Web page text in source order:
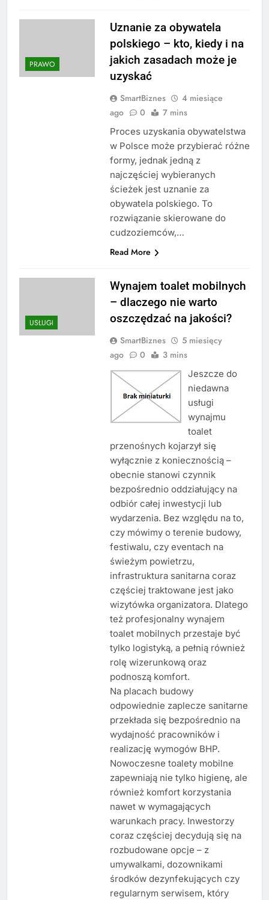
PRAWO
Uznanie za obywatela
polskiego – kto, kiedy i na
jakich zasadach może je
uzyskać
SmartBiznes
4 miesiące
ago
0 7 mins
Proces uzyskania obywatelstwa
w Polsce może przybierać różne
formy, jednak jedną z
najczęściej wybieranych
ścieżek jest uznanie za
obywatela polskiego. To
rozwiązanie skierowane do
cudzoziemców,…
Read More
USŁUGI
Wynajem toalet mobilnych
– dlaczego nie warto
oszczędzać na jakości?
SmartBiznes
5 miesięcy
ago
0 3 mins
Jeszcze do
niedawna
usługi
wynajmu
toalet
przenośnych kojarzył się
wyłącznie z koniecznością –
obecnie stanowi czynnik
bezpośrednio oddziałujący na
odbiór całej inwestycji lub
wydarzenia. Bez względu na to,
czy mówimy o terenie budowy,
festiwalu, czy eventach na
świeżym powietrzu,
infrastruktura sanitarna coraz
częściej traktowane jest jako
wizytówka organizatora. Dlatego
też profesjonalny wynajem
toalet mobilnych przestaje być
tylko logistyką, a pełnią również
rolę wizerunkową oraz
podnoszą komfort.
Na placach budowy
odpowiednie zaplecze sanitarne
przekłada się bezpośrednio na
wydajność pracowników i
realizację wymogów BHP.
Nowoczesne toalety mobilne
zapewniają nie tylko higienę, ale
również komfort korzystania
nawet w wymagających
warunkach pracy. Inwestorzy
coraz częściej decydują się na
rozbudowane opcje – z
umywalkami, dozownikami
środków dezynfekujących czy
regularnym serwisem, który